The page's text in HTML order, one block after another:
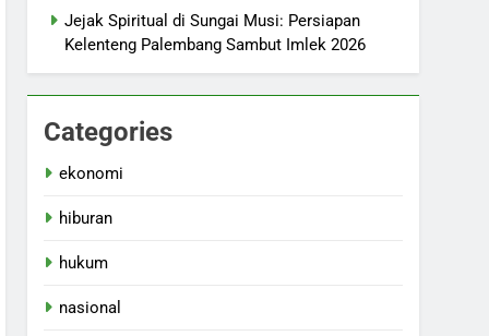
Jejak Spiritual di Sungai Musi: Persiapan
Kelenteng Palembang Sambut Imlek 2026
Categories
ekonomi
hiburan
hukum
nasional